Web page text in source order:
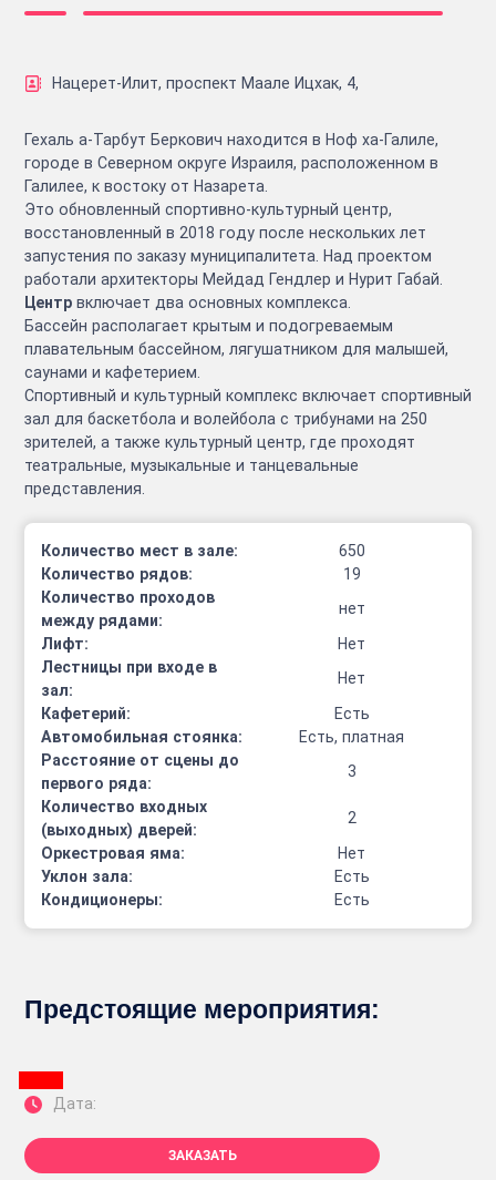
Нацерет-Илит, проспект Маале Ицхак, 4,
Гехаль а-Тарбут Беркович находится в Ноф ха-Галиле,
городе в Северном округе Израиля, расположенном в
Галилее, к востоку от Назарета.
Это обновленный спортивно-культурный центр,
восстановленный в 2018 году после нескольких лет
запустения по заказу муниципалитета. Над проектом
работали архитекторы Мейдад Гендлер и Нурит Габай.
Центр включает два основных комплекса.
Бассейн располагает крытым и подогреваемым
плавательным бассейном, лягушатником для малышей,
саунами и кафетерием.
Спортивный и культурный комплекс включает спортивный
зал для баскетбола и волейбола с трибунами на 250
зрителей, а также культурный центр, где проходят
театральные, музыкальные и танцевальные
представления.
Количество мест в зале:
650
Количество рядов:
19
Количество проходов
между рядами:
нет
Лифт:
Нет
Лестницы при входе в
зал:
Нет
Кафетерий:
Есть
Автомобильная стоянка:
Есть, платная
Расстояние от сцены до
первого ряда:
3
Количество входных
(выходных) дверей:
2
Оркестровая яма:
Нет
Уклон зала:
Есть
Кондиционеры:
Есть
Предстоящие мероприятия:
Дата:
ЗАКАЗАТЬ